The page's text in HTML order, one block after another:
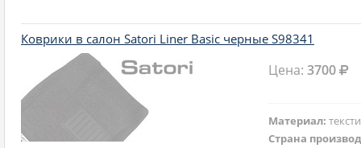
Коврики в салон Satori Liner Basic черные S98341
Цена:3700
Материал:
Страна